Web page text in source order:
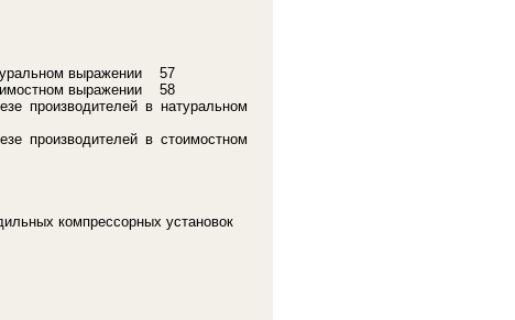
выражении 57
выражении 58
производителей в натуральном
производителей в стоимостном
компрессорных установок